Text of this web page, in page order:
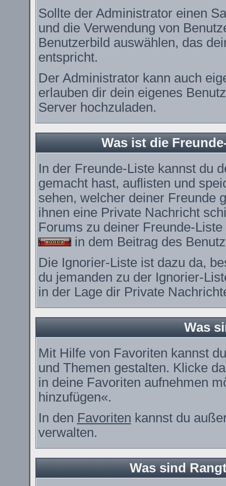
Sollte der Administrator einen
und die Verwendung von
Benutzerbild auswählen, das
entspricht.
Der Administrator kann auch
erlauben dir dein eigenes
Server hochzuladen.
Was ist die
In der Freunde-Liste kannst du
gemacht hast, auflisten und
sehen, welcher deiner Freunde
ihnen eine Private Nachricht
Forums zu deiner Freunde-
in dem Beitrag des
Die Ignorier-Liste ist dazu da,
du jemanden zu der Ignorier-
in der Lage dir Private
Was
Mit Hilfe von Favoriten kannst
und Themen gestalten. Klicke
in deine Favoriten aufnehmen
hinzufügen«.
In den Favoriten kannst du
verwalten.
Was sind